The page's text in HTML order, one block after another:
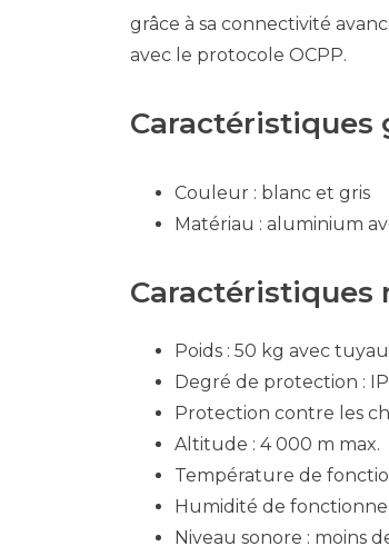
grâce à sa connectivité
avec le protocole OCPP.
Caractéristiques
Couleur : blanc et gris
Matériau : aluminium
Caractéristiques
Poids : 50 kg avec tuyau
Degré de protection :
Protection contre les
Altitude : 4 000 m max.
Température de
Humidité de
Niveau sonore : moins